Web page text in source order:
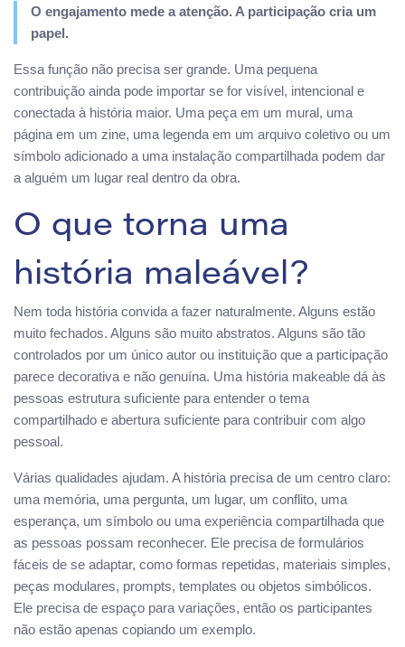
O engajamento mede a atenção. A participação cria um
papel.
Essa função não precisa ser grande. Uma pequena
contribuição ainda pode importar se for visível, intencional e
conectada à história maior. Uma peça em um mural, uma
página em um zine, uma legenda em um arquivo coletivo ou um
símbolo adicionado a uma instalação compartilhada podem dar
a alguém um lugar real dentro da obra.
O que torna uma
história maleável?
Nem toda história convida a fazer naturalmente. Alguns estão
muito fechados. Alguns são muito abstratos. Alguns são tão
controlados por um único autor ou instituição que a participação
parece decorativa e não genuína. Uma história makeable dá às
pessoas estrutura suficiente para entender o tema
compartilhado e abertura suficiente para contribuir com algo
pessoal.
Várias qualidades ajudam. A história precisa de um centro claro:
uma memória, uma pergunta, um lugar, um conflito, uma
esperança, um símbolo ou uma experiência compartilhada que
as pessoas possam reconhecer. Ele precisa de formulários
fáceis de se adaptar, como formas repetidas, materiais simples,
peças modulares, prompts, templates ou objetos simbólicos.
Ele precisa de espaço para variações, então os participantes
não estão apenas copiando um exemplo.